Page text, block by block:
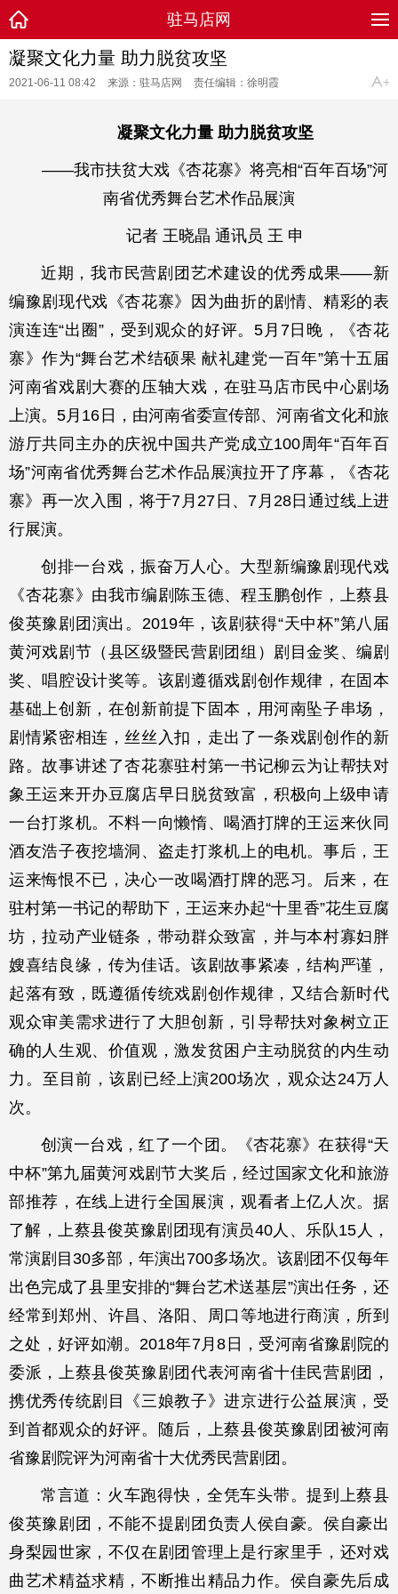
驻马店网
凝聚文化力量 助力脱贫攻坚
2021-06-11 08:42 来源：驻马店网 责任编辑：徐明霞
凝聚文化力量 助力脱贫攻坚
——我市扶贫大戏《杏花寨》将亮相“百年百场”河
南省优秀舞台艺术作品展演
记者 王晓晶 通讯员 王 申
近期，我市民营剧团艺术建设的优秀成果——新
编豫剧现代戏《杏花寨》因为曲折的剧情、精彩的表
演连连“出圈”，受到观众的好评。5月7日晚，《杏花
寨》作为“舞台艺术结硕果 献礼建党一百年”第十五届
河南省戏剧大赛的压轴大戏，在驻马店市民中心剧场
上演。5月16日，由河南省委宣传部、河南省文化和旅
游厅共同主办的庆祝中国共产党成立100周年“百年百
场”河南省优秀舞台艺术作品展演拉开了序幕，《杏花
寨》再一次入围，将于7月27日、7月28日通过线上进
行展演。
创排一台戏，振奋万人心。大型新编豫剧现代戏
《杏花寨》由我市编剧陈玉德、程玉鹏创作，上蔡县
俊英豫剧团演出。2019年，该剧获得“天中杯”第八届
黄河戏剧节（县区级暨民营剧团组）剧目金奖、编剧
奖、唱腔设计奖等。该剧遵循戏剧创作规律，在固本
基础上创新，在创新前提下固本，用河南坠子串场，
剧情紧密相连，丝丝入扣，走出了一条戏剧创作的新
路。故事讲述了杏花寨驻村第一书记柳云为让帮扶对
象王运来开办豆腐店早日脱贫致富，积极向上级申请
一台打浆机。不料一向懒惰、喝酒打牌的王运来伙同
酒友浩子夜挖墙洞、盗走打浆机上的电机。事后，王
运来悔恨不已，决心一改喝酒打牌的恶习。后来，在
驻村第一书记的帮助下，王运来办起“十里香”花生豆腐
坊，拉动产业链条，带动群众致富，并与本村寡妇胖
嫂喜结良缘，传为佳话。该剧故事紧凑，结构严谨，
起落有致，既遵循传统戏剧创作规律，又结合新时代
观众审美需求进行了大胆创新，引导帮扶对象树立正
确的人生观、价值观，激发贫困户主动脱贫的内生动
力。至目前，该剧已经上演200场次，观众达24万人
次。
创演一台戏，红了一个团。《杏花寨》在获得“天
中杯”第九届黄河戏剧节大奖后，经过国家文化和旅游
部推荐，在线上进行全国展演，观看者上亿人次。据
了解，上蔡县俊英豫剧团现有演员40人、乐队15人，
常演剧目30多部，年演出700多场次。该剧团不仅每年
出色完成了县里安排的“舞台艺术送基层”演出任务，还
经常到郑州、许昌、洛阳、周口等地进行商演，所到
之处，好评如潮。2018年7月8日，受河南省豫剧院的
委派，上蔡县俊英豫剧团代表河南省十佳民营剧团，
携优秀传统剧目《三娘教子》进京进行公益展演，受
到首都观众的好评。随后，上蔡县俊英豫剧团被河南
省豫剧院评为河南省十大优秀民营剧团。
常言道：火车跑得快，全凭车头带。提到上蔡县
俊英豫剧团，不能不提剧团负责人侯自豪。侯自豪出
身梨园世家，不仅在剧团管理上是行家里手，还对戏
曲艺术精益求精，不断推出精品力作。侯自豪先后成